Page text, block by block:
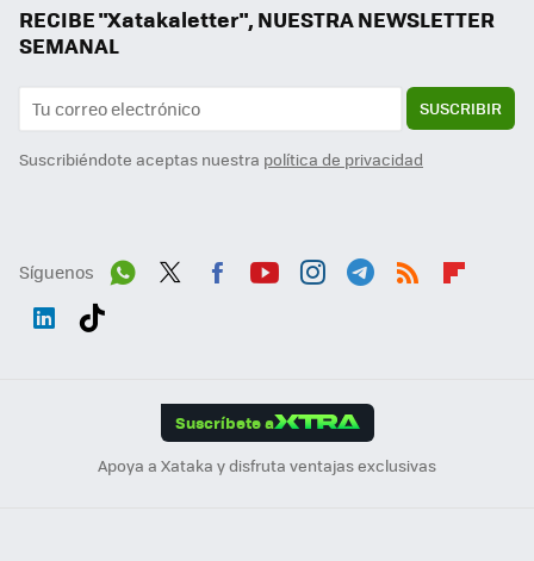
RECIBE "Xatakaletter", NUESTRA NEWSLETTER
SEMANAL
SUSCRIBIR
Suscribiéndote aceptas nuestra política de privacidad
Síguenos
Suscríbete a
Apoya a Xataka y disfruta ventajas exclusivas